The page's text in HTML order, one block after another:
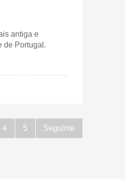
antiga e
de Portugal.
4 5 Seguinte